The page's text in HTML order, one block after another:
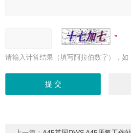
请输入计算结果（填写阿拉伯数字），如